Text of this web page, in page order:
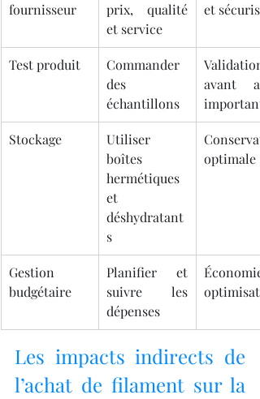
fournisseur
prix, qualité
et service
et sécurisé
Test produit
Commander
des
échantillons
Validation
avant
important
Stockage
Utiliser
boîtes
hermétiques
et
déshydratant
s
optimale
Gestion
budgétaire
Planifier et
suivre les
dépenses
Les impacts indirects de
l’achat de filament sur la